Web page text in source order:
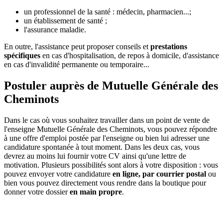
un professionnel de la santé : médecin, pharmacien...;
un établissement de santé ;
l'assurance maladie.
En outre, l'assistance peut proposer conseils et prestations
spécifiques en cas d'hospitalisation, de repos à domicile, d'assistance
en cas d'invalidité permanente ou temporaire...
Postuler auprès de Mutuelle Générale des
Cheminots
Dans le cas où vous souhaitez travailler dans un point de vente de
l'enseigne Mutuelle Générale des Cheminots, vous pouvez répondre
à une offre d'emploi postée par l'enseigne ou bien lui adresser une
candidature spontanée à tout moment. Dans les deux cas, vous
devrez au moins lui fournir votre CV ainsi qu'une lettre de
motivation. Plusieurs possibilités sont alors à votre disposition : vous
pouvez envoyer votre candidature en ligne, par courrier postal ou
bien vous pouvez directement vous rendre dans la boutique pour
donner votre dossieren main propre.